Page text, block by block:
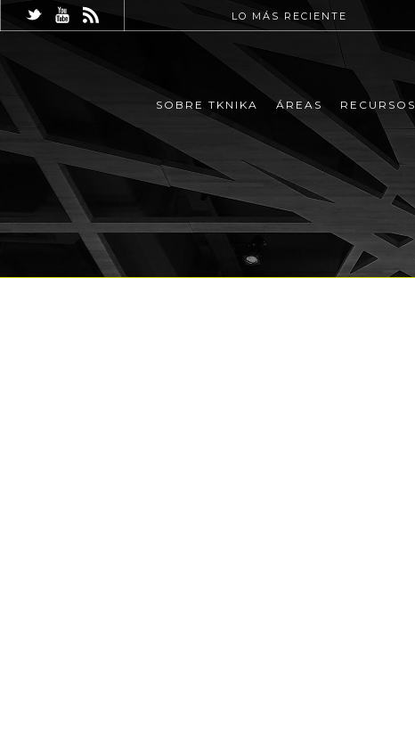
LO MÁS RECIENTE
SOBRE TKNIKA ÁREAS RECURSOS